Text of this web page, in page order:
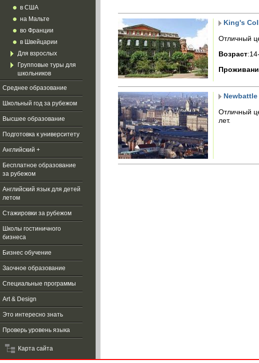
в США
на Мальте
во Франции
в Швейцарии
Для взрослых
Групповые туры для
школьников
Среднее образование
Школьный год за рубежом
Высшее образование
Подготовка к университету
Английский +
Бесплатное образование
за рубежом
Aнглийский язык для детей
летом
Стажировки за рубежом
Школы гостиничного
бизнеса
Бизнес обучение
Заочное образование
Специальные программы
Art & Design
Это интересно знать
Проверь уровень языка
Карта сайта
King's
Отличный
Возраст
Отличный
лет.